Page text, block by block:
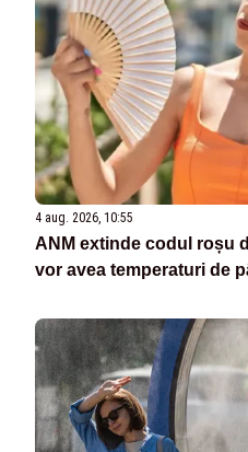
4 aug. 2026, 10:55
ANM extinde codul roșu
vor avea temperaturi de